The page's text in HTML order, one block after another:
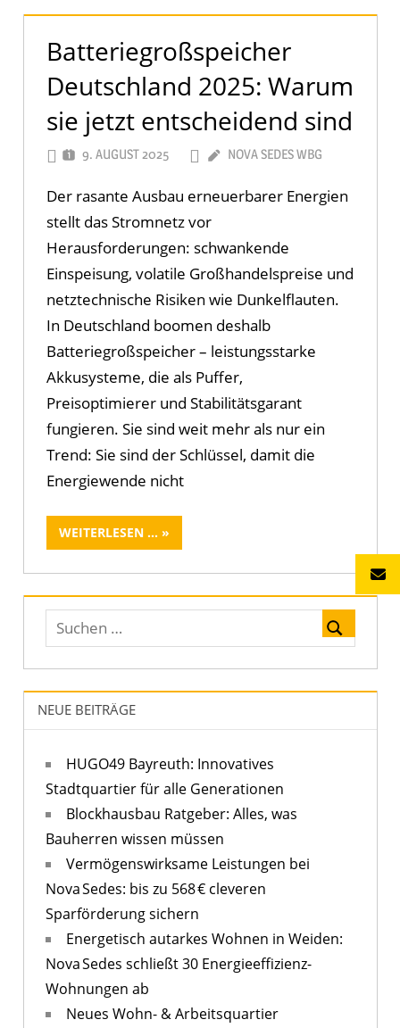
Batteriegroßspeicher
Deutschland 2025: Warum
sie jetzt entscheidend sind
9. AUGUST 2025 NOVA SEDES WBG
Der rasante Ausbau erneuerbarer Energien
stellt das Stromnetz vor
Herausforderungen: schwankende
Einspeisung, volatile Großhandelspreise und
netztechnische Risiken wie Dunkelflauten.
In Deutschland boomen deshalb
Batteriegroßspeicher – leistungsstarke
Akkusysteme, die als Puffer,
Preisoptimierer und Stabilitätsgarant
fungieren. Sie sind weit mehr als nur ein
Trend: Sie sind der Schlüssel, damit die
Energiewende nicht
WEITERLESEN ...
NEUE BEITRÄGE
HUGO49 Bayreuth: Innovatives
Stadtquartier für alle Generationen
Blockhausbau Ratgeber: Alles, was
Bauherren wissen müssen
Vermögenswirksame Leistungen bei
Nova Sedes: bis zu 568 € cleveren
Sparförderung sichern
Energetisch autarkes Wohnen in Weiden:
Nova Sedes schließt 30 Energieeffizienz-
Wohnungen ab
Neues Wohn- & Arbeitsquartier